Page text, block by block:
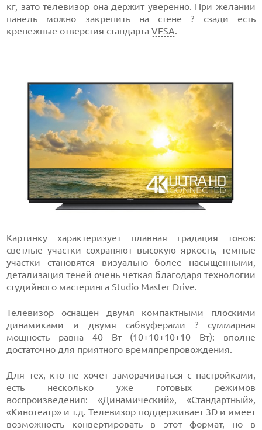
кг, затотелевизор она держит уверенно. При желании
панель можно закрепить на стене ? сзади есть
крепежные отверстия стандартаVESA
Картинку характеризует плавная градация тонов:
светлые участки сохраняют высокую яркость, темные
участки становятся визуально более насыщенными,
детализация теней очень четкая благодаря технологии
студийного мастеринга Studio Master Drive.
Телевизор оснащен двумя компактными плоскими
динамиками и двумя сабвуферами ? суммарная
мощность равна 40 Вт (10+10+10+10 Вт): вполне
достаточно для приятного времяпрепровождения.
Для тех, кто не хочет заморачиваться с настройками,
есть несколько уже готовых режимов
воспроизведения: «Динамический», «Стандартный»,
«Кинотеатр» и т.д. Телевизор поддерживает 3D и имеет
возможность конвертировать в этот формат, но в